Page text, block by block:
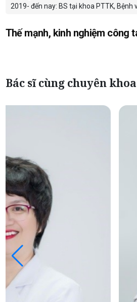
2019- đến nay: BS tại khoa PTTK, Bệnh
Thế mạnh, kinh nghiệm công
Bác sĩ cùng chuyên khoa